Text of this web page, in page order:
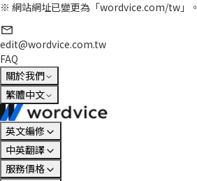
※ 網站網址已變更為「wordvice.com/tw」。
edit@wordvice.com.tw
FAQ
關於我們
繁體中文
英文編修
中英翻譯
服務價格